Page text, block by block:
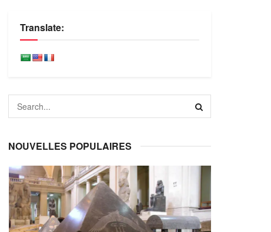
Translate:
NOUVELLES POPULAIRES